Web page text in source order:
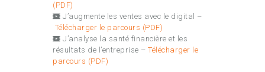
(PDF)
J’augmente les ventes avec le digital –
Télécharger le parcours (PDF)
J’analyse la santé financière et les
résultats de l’entreprise – Télécharger le
parcours (PDF)